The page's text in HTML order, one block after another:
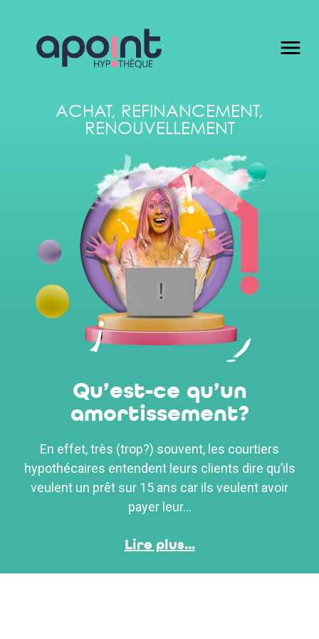
ACHAT, REFINANCEMENT,
RENOUVELLEMENT
Qu’est-ce qu’un
amortissement?
En effet, très (trop?) souvent, les courtiers
hypothécaires entendent leurs clients dire qu’ils
veulent un prêt sur 15 ans car ils veulent avoir
payer leur...
Lire plus...